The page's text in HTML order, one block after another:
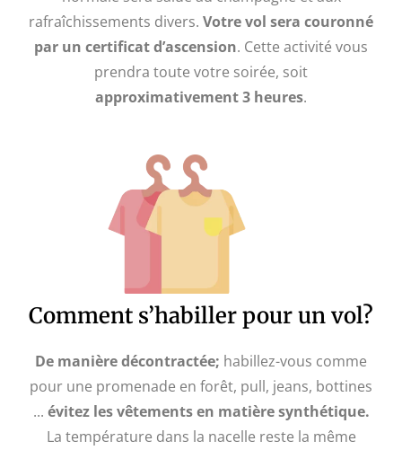
rafraîchissements divers. Votre vol sera couronné
par un certificat d’ascension. Cette activité vous
prendra toute votre soirée, soit
approximativement 3 heures.
Comment s’habiller pour un vol?
De manière décontractée; habillez-vous comme
pour une promenade en forêt, pull, jeans, bottines
... évitez les vêtements en matière synthétique.
La température dans la nacelle reste la même